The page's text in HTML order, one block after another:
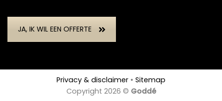
JA, IK WIL EEN OFFERTE
Privacy & disclaimer • Sitemap
Copyright 2026 © Goddé